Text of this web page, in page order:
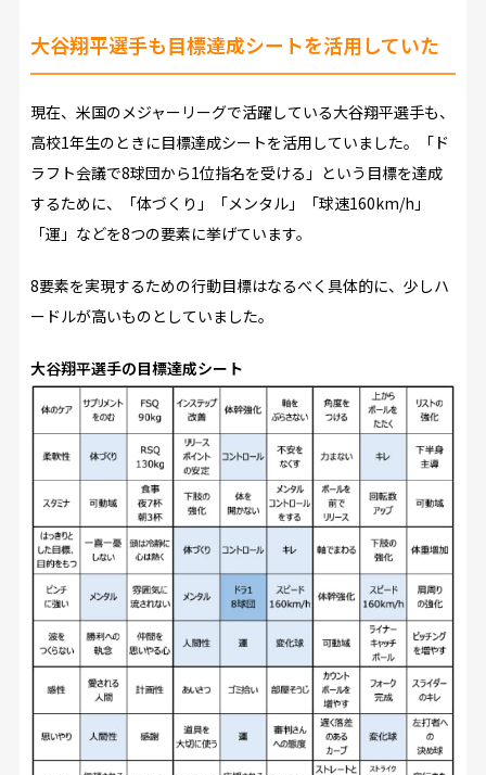
大谷翔平選手も目標達成シートを活用していた
現在、米国のメジャーリーグで活躍している大谷翔平選手も、
高校1年生のときに目標達成シートを活用していました。「ド
ラフト会議で8球団から1位指名を受ける」という目標を達成
するために、「体づくり」「メンタル」「球速160km/h」
「運」などを8つの要素に挙げています。
8要素を実現するための行動目標はなるべく具体的に、少しハ
ードルが高いものとしていました。
大谷翔平選手の目標達成シート